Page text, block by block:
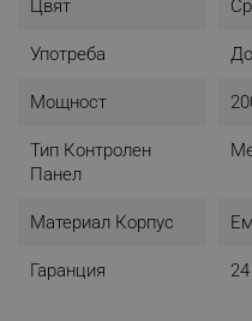
Цвят
Употреба
Мощност
Тип Контролен
Панел
Материал Корпус
Гаранция